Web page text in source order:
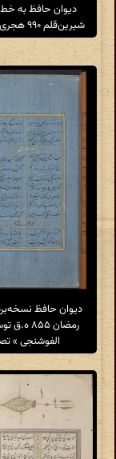
دیوان حافظ به
شیرین‌قلم ۹۹۰ هجری » تصویر ۱۰۴
دیوان حافظ
رمضان
الفوشنجی »